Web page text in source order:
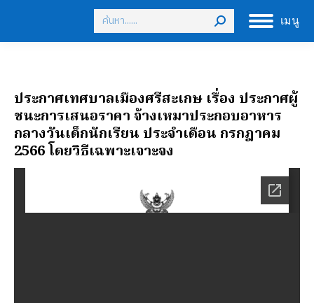
เมนู
Search:
ประกาศเทศบาลเมืองศรีสะเกษ เรื่อง ประกาศผู้
ชนะการเสนอราคา จ้างเหมาประกอบอาหาร
กลางวันเด็กนักเรียน ประจำเดือน กรกฎาคม
2566 โดยวิธีเฉพาะเจาะจง